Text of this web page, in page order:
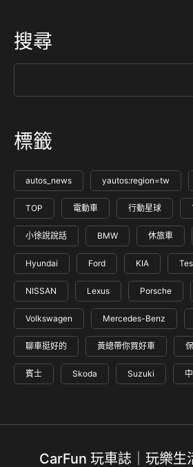
景目標。 Focus及Kuga累計銷售10萬
場動態，洞悉各級距消費者需求，建
搜尋
標籤
autos_news yautos:region=tw
TOP 電動車 行動星球
小徐說說話 BMW 休旅車
Hyundai Ford KIA
NISSAN Lexus Porsche
Volkswagen Mercedes-Benz
聊車挺好的 黃總帶你買好車
賓士 Skoda Suzuki
CarFun 玩車誌｜玩樂生